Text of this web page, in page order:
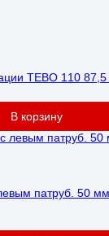
TEBO 110
В корзину
патруб. 50